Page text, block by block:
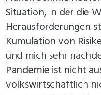
Situation, in der die
Herausforderungen
Kumulation von
und mich sehr
Pandemie ist nicht
volkswirtschaftlich